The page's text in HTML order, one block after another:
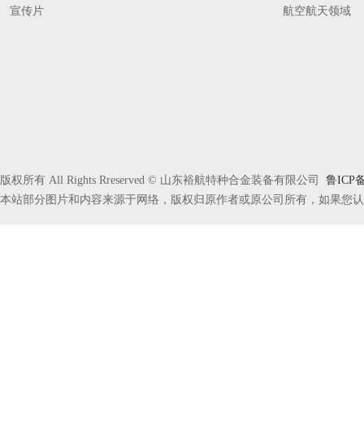
宣传片
航空航天领域
版权所有 All Rights Rreserved © 山东裕航特种合金装备有限公司 鲁ICP
本站部分图片和内容来源于网络，版权归原作者或原公司所有，如果您